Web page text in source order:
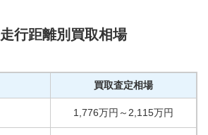
行距離別買取相場
買取査定相場
1,776万円 ～ 2,115万円